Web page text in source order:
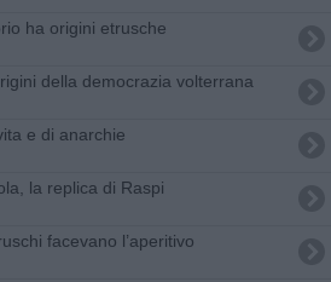
ha origini etrusche
della democrazia volterrana
e di anarchie
la replica di Raspi
facevano l’aperitivo